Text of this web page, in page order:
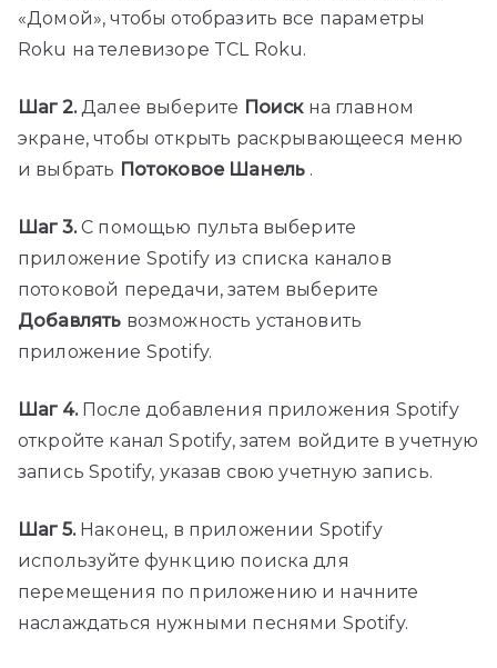
«Домой», чтобы отобразить все параметры
Roku на телевизоре TCL Roku.
Шаг 2.Далее выберите Поискна главном
экране, чтобы открыть раскрывающееся меню
и выбрать Потоковое Шанель .
Шаг 3.С помощью пульта выберите
приложение Spotify из списка каналов
потоковой передачи, затем выберите
Добавлять возможность установить
приложение Spotify.
Шаг 4.После добавления приложения Spotify
откройте канал Spotify, затем войдите в учетную
запись Spotify, указав свою учетную запись.
Шаг 5.Наконец, в приложении Spotify
используйте функцию поиска для
перемещения по приложению и начните
наслаждаться нужными песнями Spotify.